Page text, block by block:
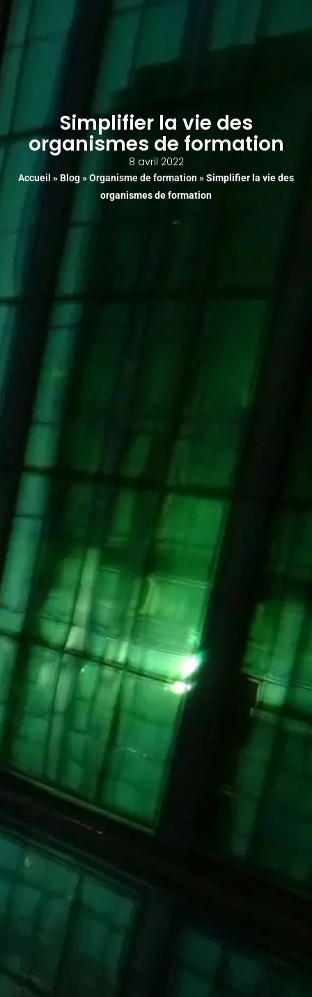
Simplifier la vie des
organismes de formation
8 avril 2022
Accueil » Blog»Organisme de formation »Simplifier la vie des
organismes de formation